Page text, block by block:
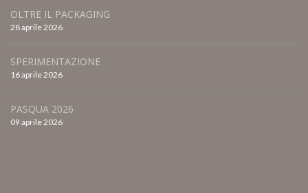
OLTRE IL PACKAGING
28 aprile 2026
SPERIMENTAZIONE
16 aprile 2026
PASQUA 2026
09 aprile 2026